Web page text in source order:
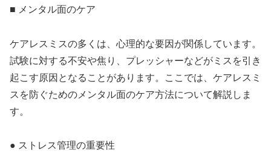
■ メンタル面のケア
ケアレスミスの多くは、心理的な要因が関係しています。
試験に対する不安や焦り、プレッシャーなどがミスを引き
起こす原因となることがあります。ここでは、ケアレスミ
スを防ぐためのメンタル面のケア方法について解説しま
す。
● ストレス管理の重要性